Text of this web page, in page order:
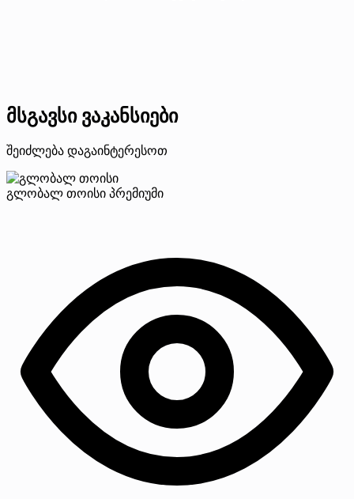
მსგავსი ვაკანსიები
შეიძლება დაგაინტერესოთ
გლობალ თოისი პრემიუმი